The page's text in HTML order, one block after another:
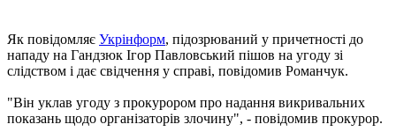
Як повідомляє Укрінформ, підозрюваний у причетності до
нападу на Гандзюк Ігор Павловський пішов на угоду зі
слідством і дає свідчення у справі, повідомив Романчук.
"Він уклав угоду з прокурором про надання викривальних
показань щодо організаторів злочину", - повідомив прокурор.